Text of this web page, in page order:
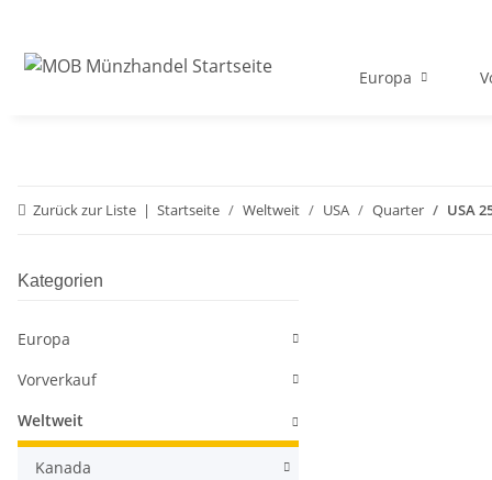
Europa
Zurück zur Liste Startseite Weltweit USA Quarter USA
Kategorien
Europa
Vorverkauf
Weltweit
Kanada